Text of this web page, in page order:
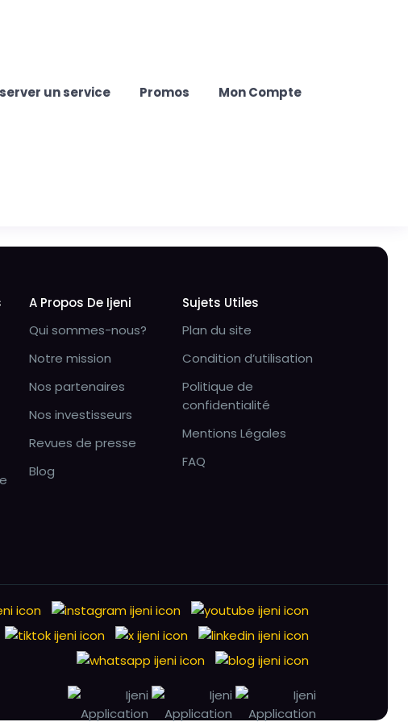
un service Promos Mon Compte
A Propos De Ijeni
Qui sommes-nous?
Notre mission
Nos partenaires
Nos investisseurs
Revues de presse
Blog
Sujets Utiles
Plan du site
Condition d’utilisation
Politique de
confidentialité
Mentions Légales
FAQ